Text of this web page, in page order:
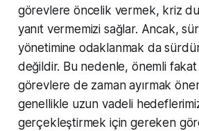
görevlere öncelik vermek, kriz
yanıt vermemizi sağlar. Ancak,
yönetimine odaklanmak da
değildir. Bu nedenle, önemli fakat
görevlere de zaman ayırmak
genellikle uzun vadeli
gerçekleştirmek için gereken